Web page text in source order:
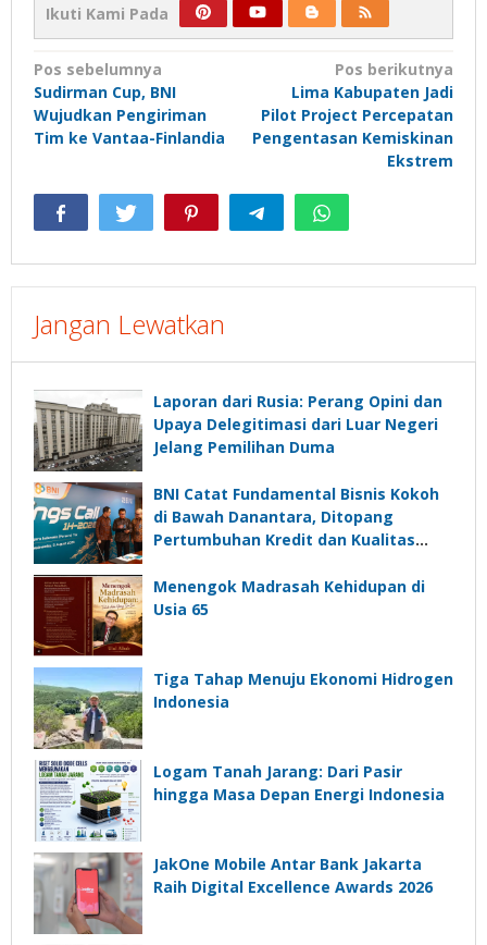
Ikuti Kami Pada
Navigasi
pos
Pos sebelumnya
Sudirman Cup, BNI
Wujudkan Pengiriman
Tim ke Vantaa-Finlandia
Pos berikutnya
Lima Kabupaten Jadi
Pilot Project Percepatan
Pengentasan Kemiskinan
Ekstrem
Jangan Lewatkan
Laporan dari Rusia: Perang Opini dan
Upaya Delegitimasi dari Luar Negeri
Jelang Pemilihan Duma
BNI Catat Fundamental Bisnis Kokoh
di Bawah Danantara, Ditopang
Pertumbuhan Kredit dan Kualitas
Menengok Madrasah Kehidupan di
Usia 65
Tiga Tahap Menuju Ekonomi Hidrogen
Indonesia
Logam Tanah Jarang: Dari Pasir
hingga Masa Depan Energi Indonesia
JakOne Mobile Antar Bank Jakarta
Raih Digital Excellence Awards 2026